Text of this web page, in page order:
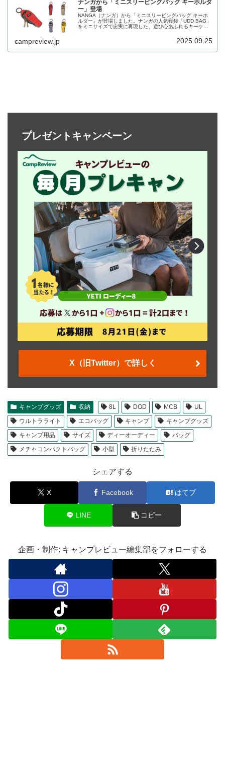
ナンガから「ミニスリーピングバッグ キーホルダ
ー」登場
NANGA（ナンガ）から「ミニスリーピングバッグ キーホ
ルダー」が登場しました。ナンガの人気寝袋「UDD BAG」
をミニサイズで忠実に再現した、遊び心あふれるキーケー
配色まで本物さながらに仕上げられています。詳細をレビ
campreview.jp 2025.09.25
プレゼントキャンペーン
X（旧Twitter）で詳しく
キャンプグッズ 収納 8L DOD MCB
UL
ウルトラライト
エコバッグ キャンプ
キャンプグッズ
キャンプ用品
サイズ ディーオーディー
バッグ
メチャコンパクトバッグ
小型 折りたたみ
シェアする
X Facebook はてブ
LINE コピー
企画・制作: キャンプレビュー編集部をフォローする